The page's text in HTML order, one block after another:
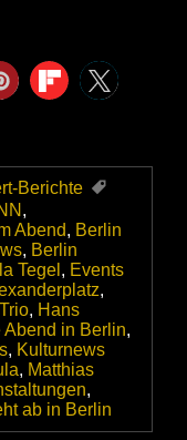
Berichte
,
Abend, Berlin
, Berlin
Tegel , Events
,
, Hans
Abend in Berlin,
, Kulturnews
, Matthias
,
ab in Berlin